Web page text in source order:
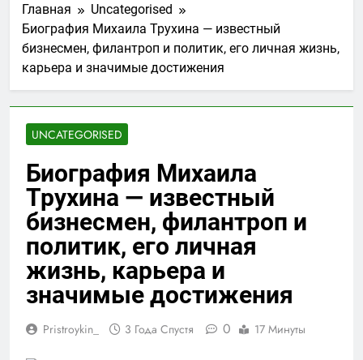
Главная
Uncategorised
Биография Михаила Трухина — известный
бизнесмен, филантроп и политик, его личная жизнь,
карьера и значимые достижения
UNCATEGORISED
Биография Михаила
Трухина — известный
бизнесмен, филантроп и
политик, его личная
жизнь, карьера и
значимые достижения
Pristroykin_ 3 Года Спустя 0 17 Минуты